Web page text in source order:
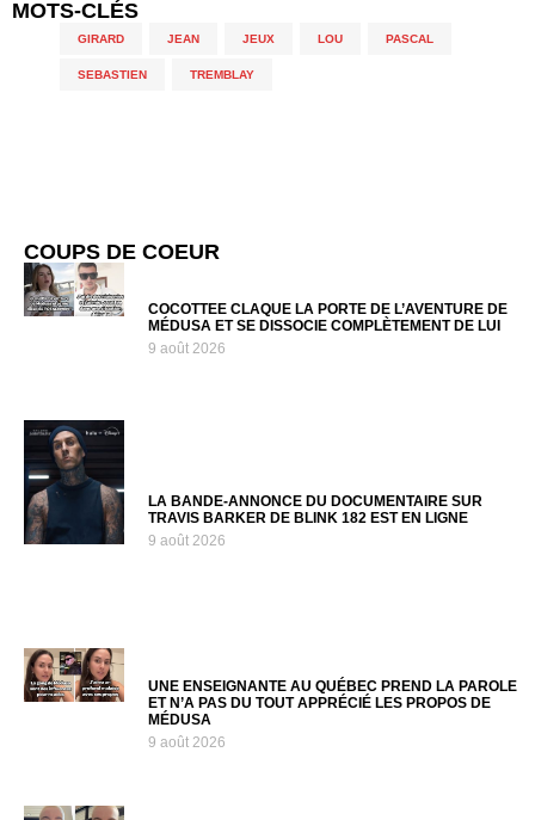
MOTS-CLÉS
GIRARD JEAN JEUX LOU PASCAL
SEBASTIEN TREMBLAY
COUPS DE COEUR
COCOTTEE CLAQUE LA PORTE DE L’AVENTURE DE
MÉDUSA ET SE DISSOCIE COMPLÈTEMENT DE LUI
9 août 2026
LA BANDE-ANNONCE DU DOCUMENTAIRE SUR
TRAVIS BARKER DE BLINK 182 EST EN LIGNE
9 août 2026
UNE ENSEIGNANTE AU QUÉBEC PREND LA PAROLE
ET N’A PAS DU TOUT APPRÉCIÉ LES PROPOS DE
MÉDUSA
9 août 2026